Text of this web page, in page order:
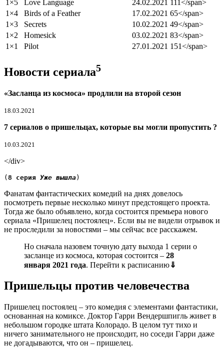
1×5
Love Language 24.02.2021 111</span>
1×4
Birds of a Feather 17.02.2021 65</span>
1×3
Secrets 10.02.2021 49</span>
1×2
Homesick 03.02.2021 83</span>
1×1
Pilot 27.01.2021 151</span>
Новости сериала5
«Засланца из космоса» продлили на второй сезон
18.03.2021
7 сериалов о пришельцах, которые вы могли пропустить ?
10.03.2021
</div>
(8 серия Уже вышла)
Фанатам фантастических комедий на днях довелось
посмотреть первые несколько минут предстоящего проекта.
Тогда же было объявлено, когда состоится премьера нового
сериала «Пришелец постоялец». Если вы не видели отрывок и
не проследили за новостями – мы сейчас все расскажем.
Но сначала назовем точную дату выхода 1 серии о
засланце из космоса, которая состоится – 28
января 2021 года. Перейти к расписанию⇓
Пришельцы против человечества
Пришелец постоялец – это комедия с элементами фантастики,
основанная на комиксе. Доктор Гарри Вендершпигль живет в
небольшом городке штата Колорадо. В целом тут тихо и
ничего занимательного не происходит, но соседи Гарри даже
не догадываются, что он – пришелец.